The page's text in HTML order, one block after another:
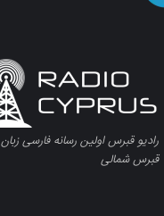
رادیو قبرس اولین رسانه فارسی زبان
قبرس شمالی